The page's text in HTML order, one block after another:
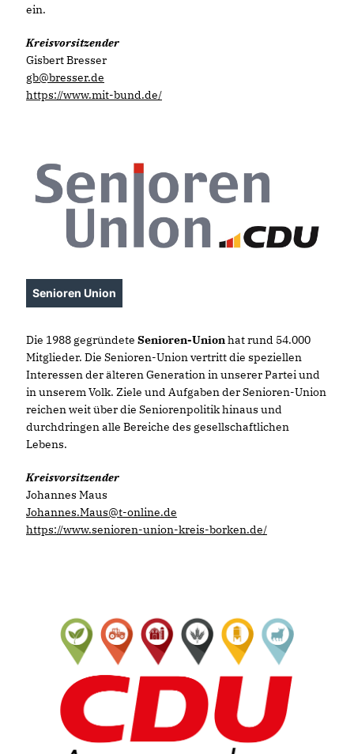
ein.
Kreisvorsitzender
Gisbert Bresser
gb@bresser.de
https://www.mit-bund.de/
Senioren Union
Die 1988 gegründete Senioren-Unionhat rund 54.000
Mitglieder. Die Senioren-Union vertritt die speziellen
Interessen der älteren Generation in unserer Partei und
in unserem Volk. Ziele und Aufgaben der Senioren-Union
reichen weit über die Seniorenpolitik hinaus und
durchdringen alle Bereiche des gesellschaftlichen
Lebens.
Kreisvorsitzender
Johannes Maus
Johannes.Maus@t-online.de
https://www.senioren-union-kreis-borken.de/